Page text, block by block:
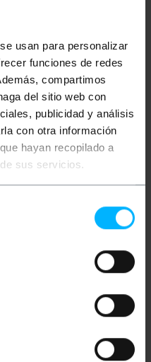
usan para personalizar
funciones de redes
compartimos
del sitio web con
publicidad y análisis
con otra información
hayan recopilado a
sus servicios.
o 36 mm.
4 tornillos de metal.
x profundidad x